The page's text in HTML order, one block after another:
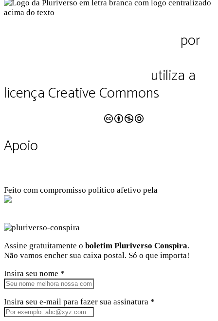
por
utiliza a
licença Creative Commons
Apoio
Feito com compromisso político afetivo pela
Assine gratuitamente o boletim Pluriverso Conspira.
Não vamos encher sua caixa postal. Só o que importa!
Insira seu nome *
Insira seu e-mail para fazer sua assinatura *